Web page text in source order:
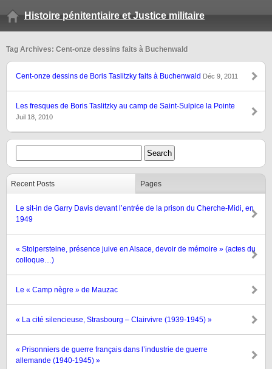
Histoire pénitentiaire et Justice militaire
Tag Archives: Cent-onze dessins faits à Buchenwald
Cent-onze dessins de Boris Taslitzky faits à Buchenwald Déc 9, 2011
Les fresques de Boris Taslitzky au camp de Saint-Sulpice la Pointe
Juil 18, 2010
Recent Posts Pages
Le sit-in de Garry Davis devant l’entrée de la prison du Cherche-Midi, en
1949
« Stolpersteine, présence juive en Alsace, devoir de mémoire » (actes du
colloque…)
Le « Camp nègre » de Mauzac
« La cité silencieuse, Strasbourg – Clairvivre (1939-1945) »
« Prisonniers de guerre français dans l’industrie de guerre
allemande (1940-1945) »